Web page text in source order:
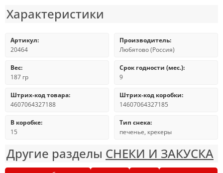
Характеристики
Артикул:
20464
Производитель:
Любятово (Россия)
Вес:
187 гр
Срок годности (мес.):
9
Штрих-код товара:
4607064327188
Штрих-код коробки:
14607064327185
В коробке:
15
Тип снека:
печенье, крекеры
Другие разделы СНЕКИ И ЗАКУСКА